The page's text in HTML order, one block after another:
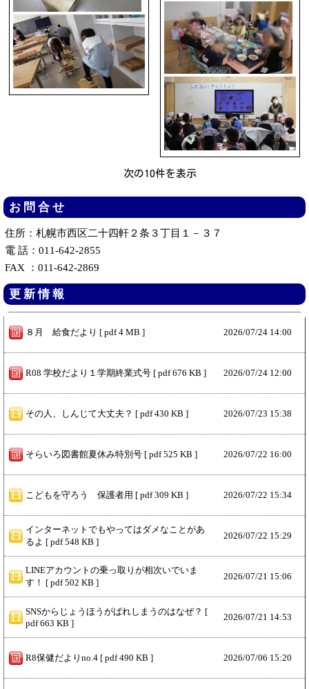
次の10件を表示
お 問 合 せ
住所：札幌市西区二十四軒２条３丁目１－３７
電 話：011-642-2855
FAX ：011-642-2869
更 新情 報
８月 給食だより [ pdf 4 MB ] 2026/07/24 14:00
R08 学校だより１学期終業式号 [ pdf 676 KB ] 2026/07/24 12:00
その人、しんじて大丈夫？ [ pdf 430 KB ] 2026/07/23 15:38
そらいろ図書館夏休み特別号 [ pdf 525 KB ] 2026/07/22 16:00
こどもを守ろう 保護者用 [ pdf 309 KB ] 2026/07/22 15:34
インターネットでもやってはダメなことがあ
るよ [ pdf 548 KB ]
2026/07/22 15:29
LINEアカウントの乗っ取りが相次いでいま
す！ [ pdf 502 KB ]
2026/07/21 15:06
SNSからじょうほうがばれしまうのはなぜ？ [
pdf 663 KB ]
2026/07/21 14:53
R8保健だよりno.4 [ pdf 490 KB ] 2026/07/06 15:20